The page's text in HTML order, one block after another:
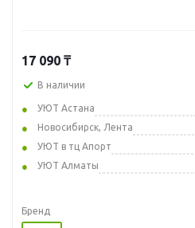
17 090 ₸
В наличии
УЮТ Астана
Новосибирск, Лента
УЮТ в тц Апорт
УЮТ Алматы
Бренд